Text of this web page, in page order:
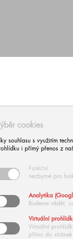
cookies
souhlasu s využitím
i přímý přenos z
Funkční
nezbytné pro
Analytika
Budeme vědět,
Virtuální
Virtuální
přímo do stránek